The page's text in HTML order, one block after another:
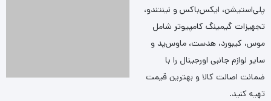
پلی‌استیشن، ایکس‌باکس و نینتندو،
تجهیزات گیمینگ کامپیوتر شامل
موس، کیبورد، هدست، ماوس‌پد و
سایر لوازم جانبی اورجینال را با
ضمانت اصالت کالا و بهترین قیمت
تهیه کنید.